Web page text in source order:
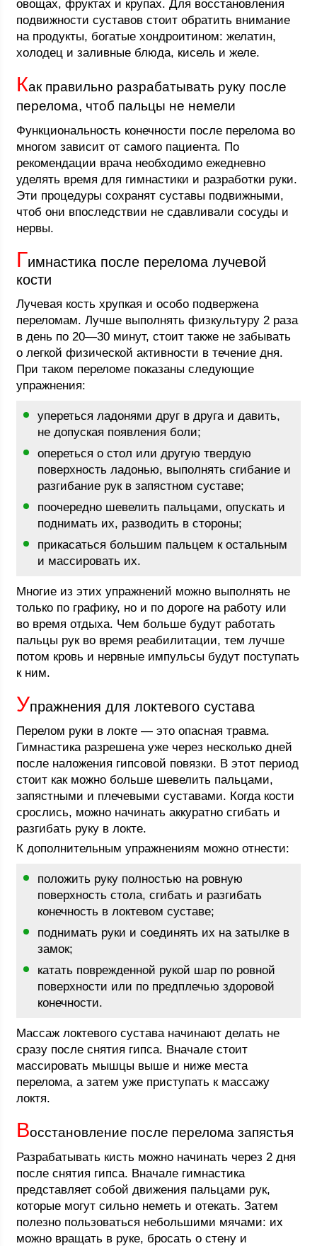
овощах, фруктах и крупах. Для восстановления
подвижности суставов стоит обратить внимание
на продукты, богатые хондроитином: желатин,
холодец и заливные блюда, кисель и желе.
Как правильно разрабатывать руку после
перелома, чтоб пальцы не немели
Функциональность конечности после перелома во
многом зависит от самого пациента. По
рекомендации врача необходимо ежедневно
уделять время для гимнастики и разработки руки.
Эти процедуры сохранят суставы подвижными,
чтоб они впоследствии не сдавливали сосуды и
нервы.
Гимнастика после перелома лучевой
кости
Лучевая кость хрупкая и особо подвержена
переломам. Лучше выполнять физкультуру 2 раза
в день по 20—30 минут, стоит также не забывать
о легкой физической активности в течение дня.
При таком переломе показаны следующие
упражнения:
упереться ладонями друг в друга и давить,
не допуская появления боли;
опереться о стол или другую твердую
поверхность ладонью, выполнять сгибание и
разгибание рук в запястном суставе;
поочередно шевелить пальцами, опускать и
поднимать их, разводить в стороны;
прикасаться большим пальцем к остальным
и массировать их.
Многие из этих упражнений можно выполнять не
только по графику, но и по дороге на работу или
во время отдыха. Чем больше будут работать
пальцы рук во время реабилитации, тем лучше
потом кровь и нервные импульсы будут поступать
к ним.
Упражнения для локтевого сустава
Перелом руки в локте — это опасная травма.
Гимнастика разрешена уже через несколько дней
после наложения гипсовой повязки. В этот период
стоит как можно больше шевелить пальцами,
запястными и плечевыми суставами. Когда кости
срослись, можно начинать аккуратно сгибать и
разгибать руку в локте.
К дополнительным упражнениям можно отнести:
положить руку полностью на ровную
поверхность стола, сгибать и разгибать
конечность в локтевом суставе;
поднимать руки и соединять их на затылке в
замок;
катать поврежденной рукой шар по ровной
поверхности или по предплечью здоровой
конечности.
Массаж локтевого сустава начинают делать не
сразу после снятия гипса. Вначале стоит
массировать мышцы выше и ниже места
перелома, а затем уже приступать к массажу
локтя.
Восстановление после перелома запястья
Разрабатывать кисть можно начинать через 2 дня
после снятия гипса. Вначале гимнастика
представляет собой движения пальцами рук,
которые могут сильно неметь и отекать. Затем
полезно пользоваться небольшими мячами: их
можно вращать в руке, бросать о стену и